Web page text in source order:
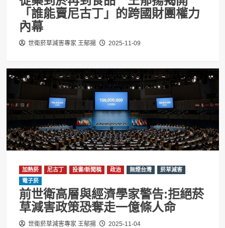
「誰能賣尼古丁」的跨國財團權力
內幕
世衛菸草減害專家 王郁揚 2025-11-09
加熱菸 尼古丁 投書/新聞稿 政治 無煙台灣
菸草減害
電子菸
前世衛高層與經濟學家警告:拒絕菸
草減害政策恐奪走一億條人命
世衛菸草減害專家 王郁揚 2025-11-04